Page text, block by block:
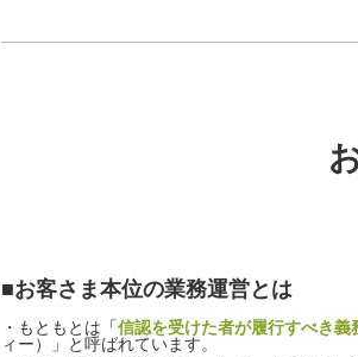
■お客さま本位の業務運営とは
・もともとは 「信認を受けた者が履行すべき義
ィー）」と呼ばれています。